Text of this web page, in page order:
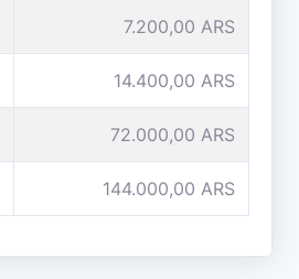
7.200,00 ARS
14.400,00 ARS
72.000,00 ARS
144.000,00 ARS